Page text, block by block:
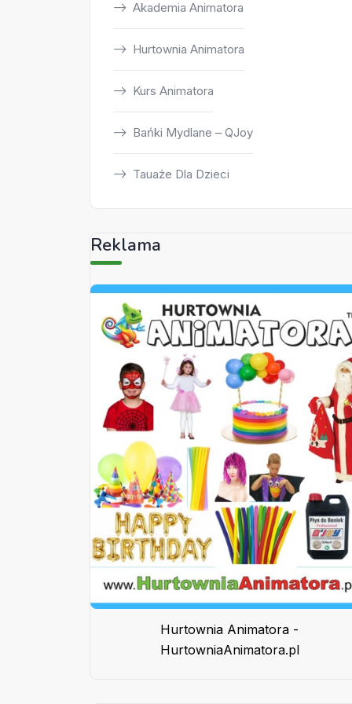
Akademia Animatora
Hurtownia Animatora
Kurs Animatora
Bańki Mydlane – QJoy
Tauaże Dla Dzieci
Reklama
Hurtownia Animatora -
HurtowniaAnimatora.pl